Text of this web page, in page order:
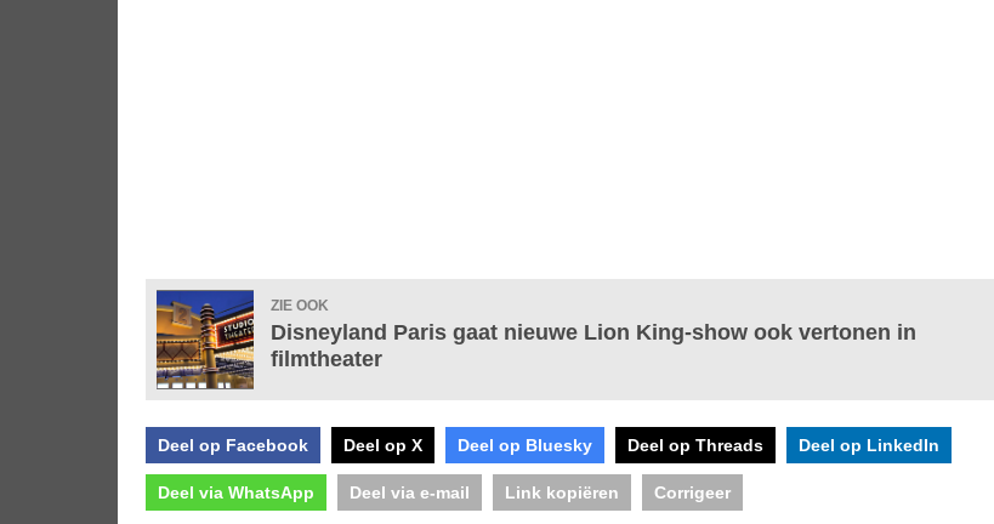
ZIE OOK
Disneyland Paris gaat nieuwe Lion King-show ook vertonen in
filmtheater
Deel op Facebook Deel op X Deel op Bluesky Deel op Threads Deel op LinkedIn
Deel via WhatsApp Deel via e-mail Link kopiëren Corrigeer